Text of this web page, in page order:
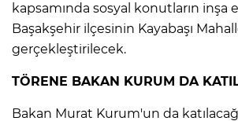
kapsamında sosyal konutların inşa
Başakşehir ilçesinin Kayabaşı
gerçekleştirilecek.
TÖRENE BAKAN KURUM DA
Bakan Murat Kurum'un da